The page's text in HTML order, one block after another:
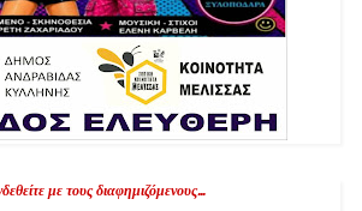
με τους διαφημιζόμενους...